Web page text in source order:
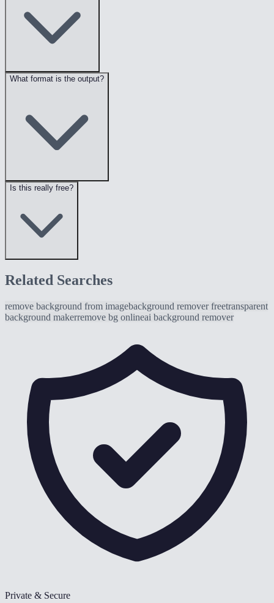
What format is the output?
Is this really free?
Related Searches
remove background from imagebackground remover freetransparent
background makerremove bg onlineai background remover
Private & Secure